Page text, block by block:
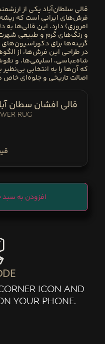
قالی سلطان‌آبادیکی از
فرش‌های ایرانی است که
امروزی) دارد. این قالی‌ها
و رنگ‌های گرم و طبیعی شهرت
گزینه‌ها برای
در طراحی این فرش‌ها، از
شاه‌عباسی، اسلیمی‌ها، و
که آن‌ها را به انتخابی
اصالت تاریخی و جلوه‌ای
قالی افشان سطان
Rug
icon and
your phone.